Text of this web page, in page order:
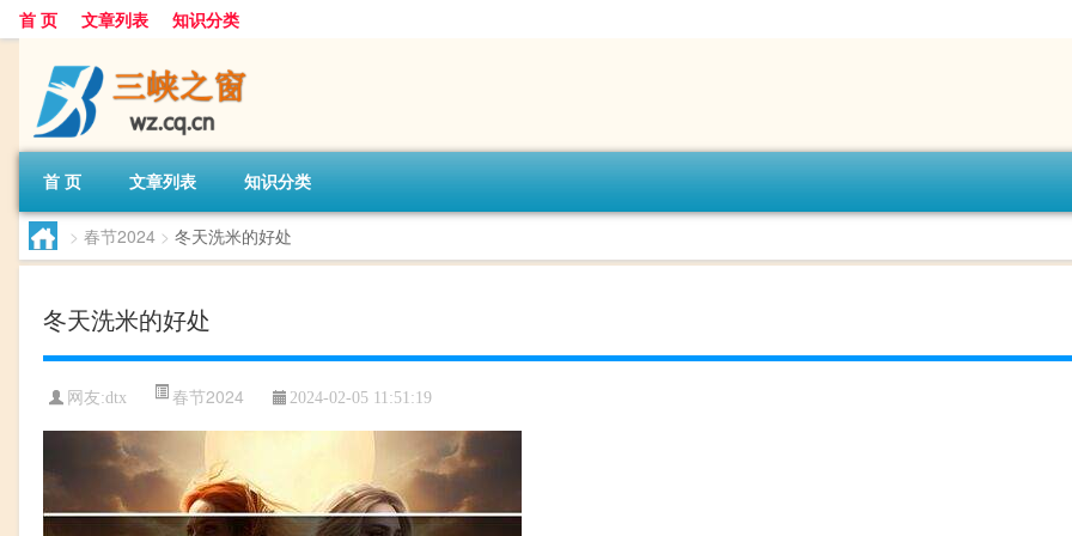
首 页 文章列表 知识分类
首 页 文章列表 知识分类
> 春节2024 > 冬天洗米的好处
冬天洗米的好处
网友:dtx 春节2024 2024-02-05 11:51:19